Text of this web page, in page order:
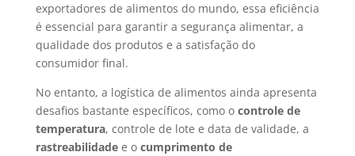
exportadores de alimentos do mundo, essa eficiência
é essencial para garantir a segurança alimentar, a
qualidade dos produtos e a satisfação do
consumidor final.
No entanto, a logística de alimentos ainda apresenta
desafios bastante específicos, como o controle de
temperatura, controle de lote e data de validade, a
rastreabilidade e o cumprimento de